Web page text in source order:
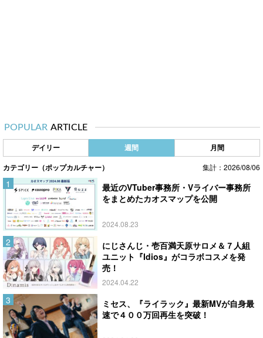
POPULAR ARTICLE
デイリー 週間 月間
カテゴリー（ポップカルチャー） 集計：2026/08/06
最近のVTuber事務所・Vライバー事務所
をまとめたカオスマップを公開
2024.08.23
にじさんじ・壱百満天原サロメ＆７人組
ユニット『Idios』がコラボコスメを発
売！
2024.04.22
ミセス、『ライラック』最新MVが自身最
速で４００万回再生を突破！